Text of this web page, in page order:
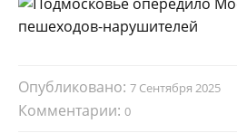
Опубликовано: 7 Сентября 2025
Комментарии: 0